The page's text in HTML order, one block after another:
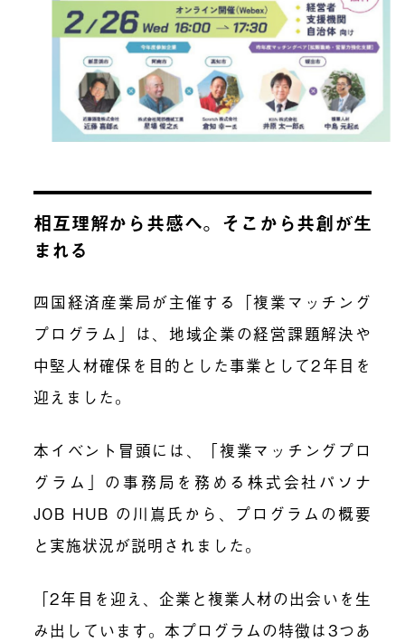
相互理解から共感へ。そこから共創が生
まれる
四国経済産業局が主催する「複業マッチング
プログラム」は、地域企業の経営課題解決や
中堅人材確保を目的とした事業として2年目を
迎えました。
本イベント冒頭には、「複業マッチングプロ
グラム」の事務局を務める株式会社パソナ
JOB HUB の川嶌氏から、プログラムの概要
と実施状況が説明されました。
「2年目を迎え、企業と複業人材の出会いを生
み出しています。本プログラムの特徴は3つあ